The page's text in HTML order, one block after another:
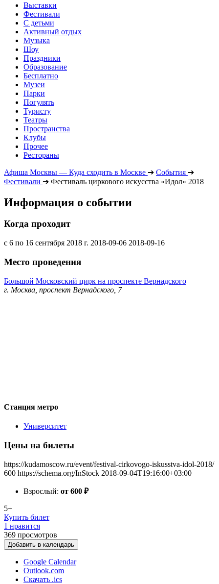
Выставки
Фестивали
С детьми
Активный отдых
Музыка
Шоу
Праздники
Образование
Бесплатно
Музеи
Парки
Погулять
Туристу
Театры
Пространства
Клубы
Прочее
Рестораны
Афиша Москвы — Куда сходить в Москве ➔ События ➔
Фестивали ➔ Фестиваль циркового искусства «Идол» 2018
Информация о событии
Когда проходит
с 6 по 16 сентября 2018 г. 2018-09-06 2018-09-16
Место проведения
Большой Московский цирк на проспекте Вернадского
г. Москва, проспект Вернадского, 7
Станция метро
Университет
Цены на билеты
https://kudamoscow.ru/event/festival-cirkovogo-iskusstva-idol-2018/
600 https://schema.org/InStock 2018-09-04T19:16:00+03:00
Взрослый: от 600 ₽
5+
Купить билет
1 нравится
369 просмотров
Добавить в календарь
Google Calendar
Outlook.com
Скачать .ics